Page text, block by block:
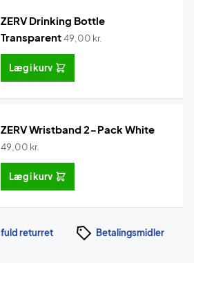
ZERV Drinking Bottle
Transparent49,00 kr.
Læg i kurv
ZERV Wristband 2-Pack White
49,00 kr.
Læg i kurv
fuld returret Betalingsmidler